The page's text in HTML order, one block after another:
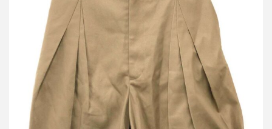
メゾン マルジェラ 24SS 再構築ワイドチノショートパンツ
買取金額21,600円
詳しく見る